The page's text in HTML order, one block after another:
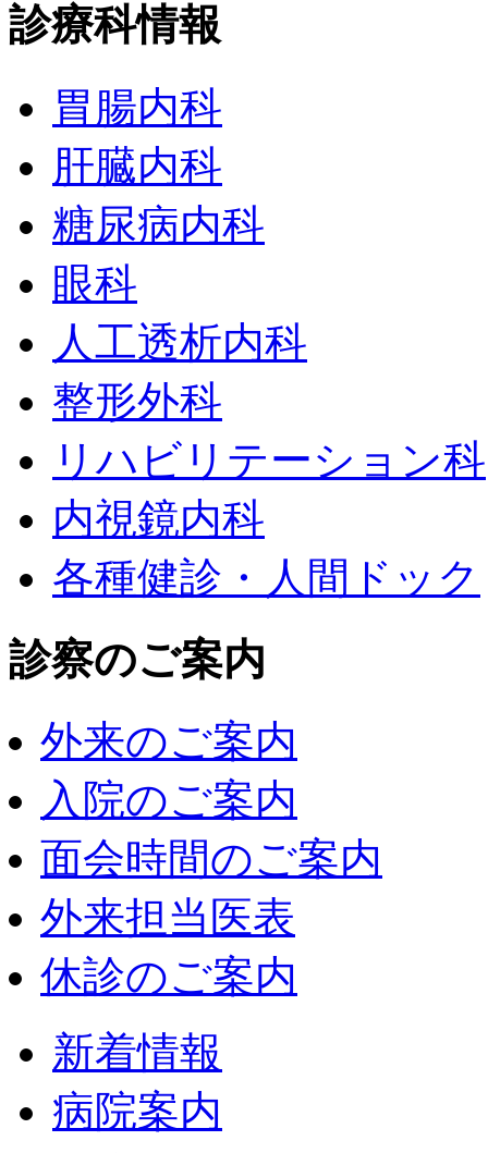
診療科情報
胃腸内科
肝臓内科
糖尿病内科
眼科
人工透析内科
整形外科
リハビリテーション科
内視鏡内科
各種健診・人間ドック
診察のご案内
外来のご案内
入院のご案内
面会時間のご案内
外来担当医表
休診のご案内
新着情報
病院案内